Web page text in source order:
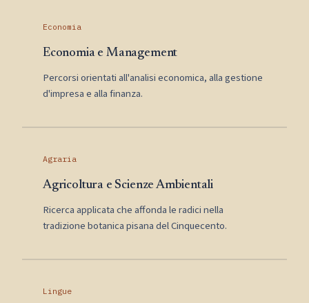
Economia
Economia e Management
Percorsi orientati all'analisi economica, alla gestione
d'impresa e alla finanza.
Agraria
Agricoltura e Scienze Ambientali
Ricerca applicata che affonda le radici nella
tradizione botanica pisana del Cinquecento.
Lingue